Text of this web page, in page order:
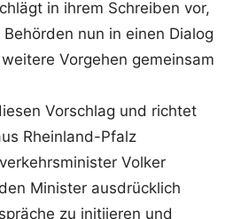
in ihrem Schreiben vor,
nun in einen Dialog
Vorgehen gemeinsam
Vorschlag und richtet
Rheinland-Pfalz
Volker
Minister ausdrücklich
zu initiieren und